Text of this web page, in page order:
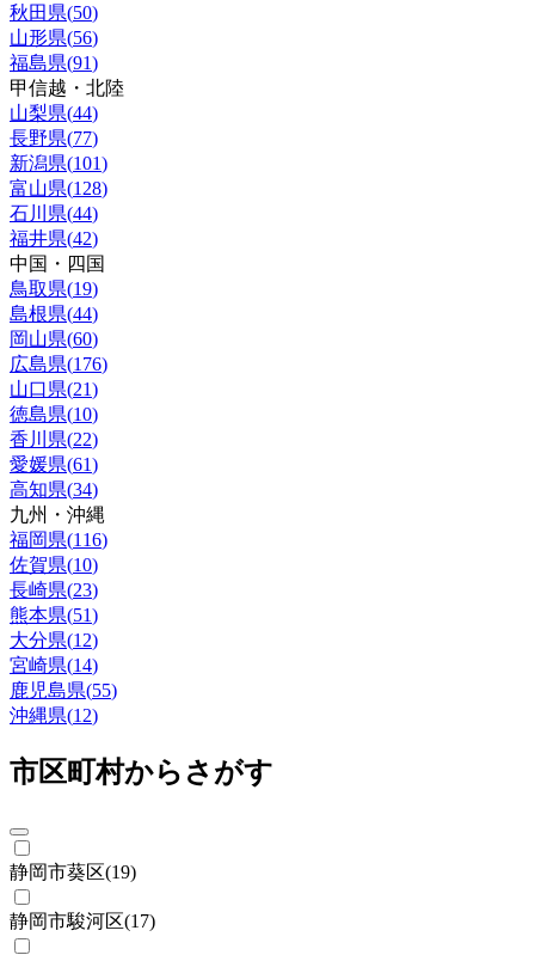
秋田県(50)
山形県(56)
福島県(91)
甲信越・北陸
山梨県(44)
長野県(77)
新潟県(101)
富山県(128)
石川県(44)
福井県(42)
中国・四国
鳥取県(19)
島根県(44)
岡山県(60)
広島県(176)
山口県(21)
徳島県(10)
香川県(22)
愛媛県(61)
高知県(34)
九州・沖縄
福岡県(116)
佐賀県(10)
長崎県(23)
熊本県(51)
大分県(12)
宮崎県(14)
鹿児島県(55)
沖縄県(12)
市区町村からさがす
静岡市葵区(19)
静岡市駿河区(17)